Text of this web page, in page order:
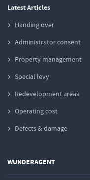
Latest Articles
Handing over
Administrator consent
Property management
Special levy
Redevelopment areas
Operating cost
Defects & damage
WUNDERAGENT